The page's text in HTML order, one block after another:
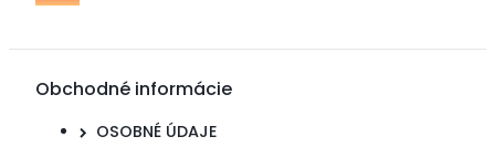
Obchodné informácie
OSOBNÉ ÚDAJE